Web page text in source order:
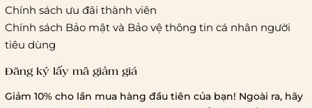
Hà Nội và các tỉnh thành khá
Lưu ý chung về chính sách vận chuyển
Chính sách ưu đãi thành viên
Chính sách Bảo mật và Bảo vệ thông tin cá nhân người
tiêu dùng
Đăng ký lấy mã giảm giá
Giảm 10% cho lần mua hàng đầu tiên của bạn! Ngoài ra, hãy